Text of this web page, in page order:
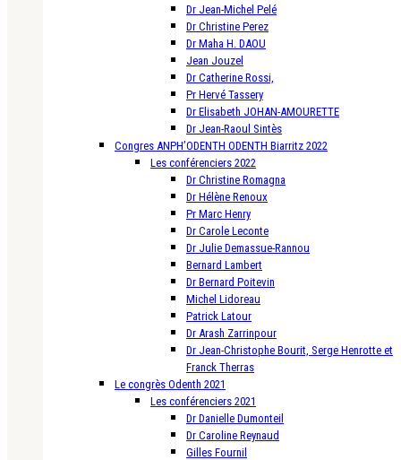
Dr Jean-Michel Pelé
Dr Christine Perez
Dr Maha H. DAOU
Jean Jouzel
Dr Catherine Rossi,
Pr Hervé Tassery
Dr Elisabeth JOHAN-AMOURETTE
Dr Jean-Raoul Sintès
Congres ANPH’ODENTH ODENTH Biarritz 2022
Les conférenciers 2022
Dr Christine Romagna
Dr Hélène Renoux
Pr Marc Henry
Dr Carole Leconte
Dr Julie Demassue-Rannou
Bernard Lambert
Dr Bernard Poitevin
Michel Lidoreau
Patrick Latour
Dr Arash Zarrinpour
Dr Jean-Christophe Bourit, Serge Henrotte et
Franck Therras
Le congrès Odenth 2021
Les conférenciers 2021
Dr Danielle Dumonteil
Dr Caroline Reynaud
Gilles Fournil